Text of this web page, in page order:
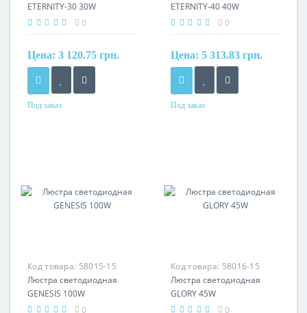
ETERNITY-30 30W
0
Цена: 3 120.75 грн.
Под заказ
ETERNITY-40 40W
0
Цена: 5 313.83 грн.
Под заказ
Код товара: 58015-15
Люстра светодиодная
GENESIS 100W
0
Код товара: 58016-15
Люстра светодиодная
GLORY 45W
0